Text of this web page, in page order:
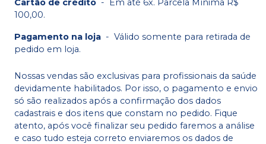
Cartão de crédito - Em até 6x. Parcela Mínima R$
100,00.
Pagamento na loja - Válido somente para retirada de
pedido em loja.
Nossas vendas são exclusivas para profissionais da saúde
devidamente habilitados. Por isso, o pagamento e envio
só são realizados após a confirmação dos dados
cadastrais e dos itens que constam no pedido. Fique
atento, após você finalizar seu pedido faremos a análise
e caso tudo esteja correto enviaremos os dados de